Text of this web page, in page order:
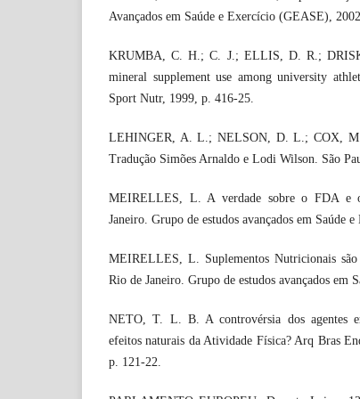
Avançados em Saúde e Exercício (GEASE),
KRUMBA, C. H.; C. J.; ELLIS, D. R.;
mineral supplement use among university
Sport Nutr, 1999, p. 416-25.
LEHINGER, A. L.; NELSON, D. L.; COX,
Tradução Simões Arnaldo e Lodi Wilson. São
MEIRELLES, L. A verdade sobre o FDA e
Janeiro. Grupo de estudos avançados em Saúde
MEIRELLES, L. Suplementos Nutricionais
Rio de Janeiro. Grupo de estudos avançados em
NETO, T. L. B. A controvérsia dos agentes
efeitos naturais da Atividade Física? Arq Bras
p. 121-22.